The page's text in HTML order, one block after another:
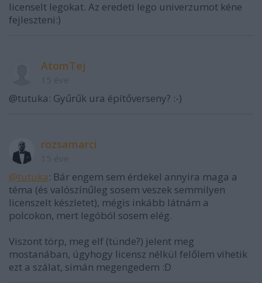
licenselt legokat. Az eredeti lego univerzumot kéne
fejleszteni:)
AtomTej
@tutuka: Gyűrűk ura építőverseny? :-)
rozsamarci
@tutuka: Bár engem sem érdekel annyira maga a
téma (és valószínűleg sosem veszek semmilyen
licenszelt készletet), mégis inkább látnám a
polcokon, mert legóból sosem elég.
Viszont törp, meg elf (tünde?) jelent meg
mostanában, úgyhogy licensz nélkül felőlem vihetik
ezt a szálat, simán megengedem :D